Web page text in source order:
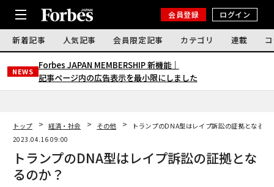
会員登録 ログイン
新着記事 人気記事 会員限定記事 カテゴリ 連載
NEWS
Forbes JAPAN MEMBERSHIP 新機能｜
記事ページ内の広告表示を最小限にしました
トップ 経済・社会 その他
トランプのDNA型はレイプ訴訟の証拠となるの
2023.04.16 09:00
トランプのDNA型はレイプ訴訟の証拠とな
るのか？